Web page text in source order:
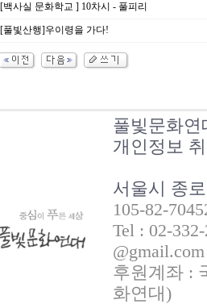
[백사실 문화학교 ] 10차시 - 풀피리
[풀빛산행]우이령을 가다!
풀빛문화연
개인정보
서울시 종
105-82-
Tel : 02-
@gmail.com
후원계좌 :
화연대)